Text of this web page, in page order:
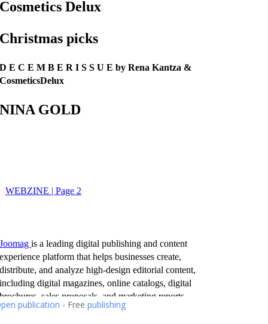
publication - Free publishing